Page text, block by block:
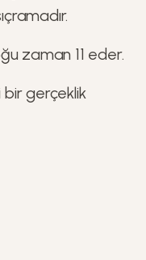
zaman 11 eder.
bir gerçeklik